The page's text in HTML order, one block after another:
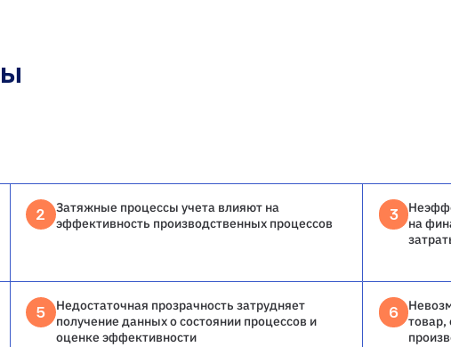
2
Затяжные процессы учета влияют на
эффективность производственных процессов
3
на
5
Недостаточная прозрачность затрудняет
получение данных о состоянии процессов и
оценке эффективности
6
товар,